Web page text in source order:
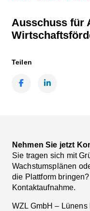
Ausschuss für
Teilen
Nehmen Sie jetzt
Sie tragen sich mit
Wachstumsplänen
die Plattform
Kontaktaufnahme.
WZL GmbH –